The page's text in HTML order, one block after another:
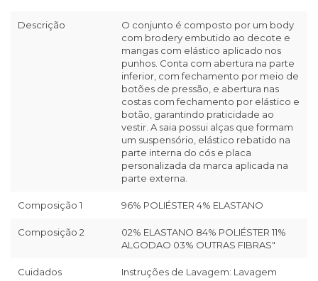
Descrição
O conjunto é composto por um body
com brodery embutido ao decote e
mangas com elástico aplicado nos
punhos. Conta com abertura na parte
inferior, com fechamento por meio de
botões de pressão, e abertura nas
costas com fechamento por elástico e
botão, garantindo praticidade ao
vestir. A saia possui alças que formam
um suspensório, elástico rebatido na
parte interna do cós e placa
personalizada da marca aplicada na
parte externa.
Composição 1 96% POLIÉSTER 4% ELASTANO
Composição 2
02% ELASTANO 84% POLIÉSTER 11%
ALGODAO 03% OUTRAS FIBRAS"
Cuidados
Instruções de Lavagem: Lavagem